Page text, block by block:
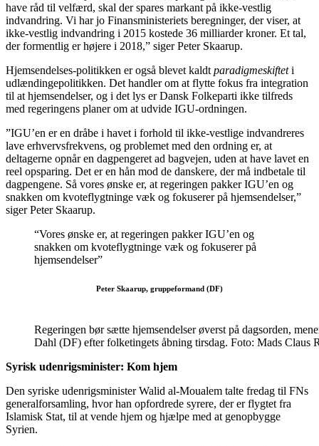
have råd til velfærd, skal der spares markant på ikke-vestlig
indvandring. Vi har jo Finansministeriets beregninger, der viser, at
ikke-vestlig indvandring i 2015 kostede 36 milliarder kroner. Et tal,
der formentlig er højere i 2018,” siger Peter Skaarup.
Hjemsendelses-politikken er også blevet kaldt paradigmeskifteti
udlændingepolitikken. Det handler om at flytte fokus fra integration
til at hjemsendelser, og i det lys er Dansk Folkeparti ikke tilfreds
med regeringens planer om at udvide IGU-ordningen.
”IGU’en er en dråbe i havet i forhold til ikke-vestlige indvandreres
lave erhvervsfrekvens, og problemet med den ordning er, at
deltagerne opnår en dagpengeret ad bagvejen, uden at have lavet en
reel opsparing. Det er en hån mod de danskere, der må indbetale til
dagpengene. Så vores ønske er, at regeringen pakker IGU’en og
snakken om kvoteflygtninge væk og fokuserer på hjemsendelser,”
siger Peter Skaarup.
“Vores ønske er, at regeringen pakker IGU’en og
snakken om kvoteflygtninge væk og fokuserer på
hjemsendelser”
Peter Skaarup, gruppeformand (DF)
Regeringen bør sætte hjemsendelser øverst på dagsorden,
Dahl (DF) efter folketingets åbning tirsdag. Foto: Mads Claus
Syrisk udenrigsminister: Kom hjem
Den syriske udenrigsminister Walid al-Moualem talte fredag til FNs
generalforsamling, hvor han opfordrede syrere, der er flygtet fra
Islamisk Stat, til at vende hjem og hjælpe med at genopbygge
Syrien.